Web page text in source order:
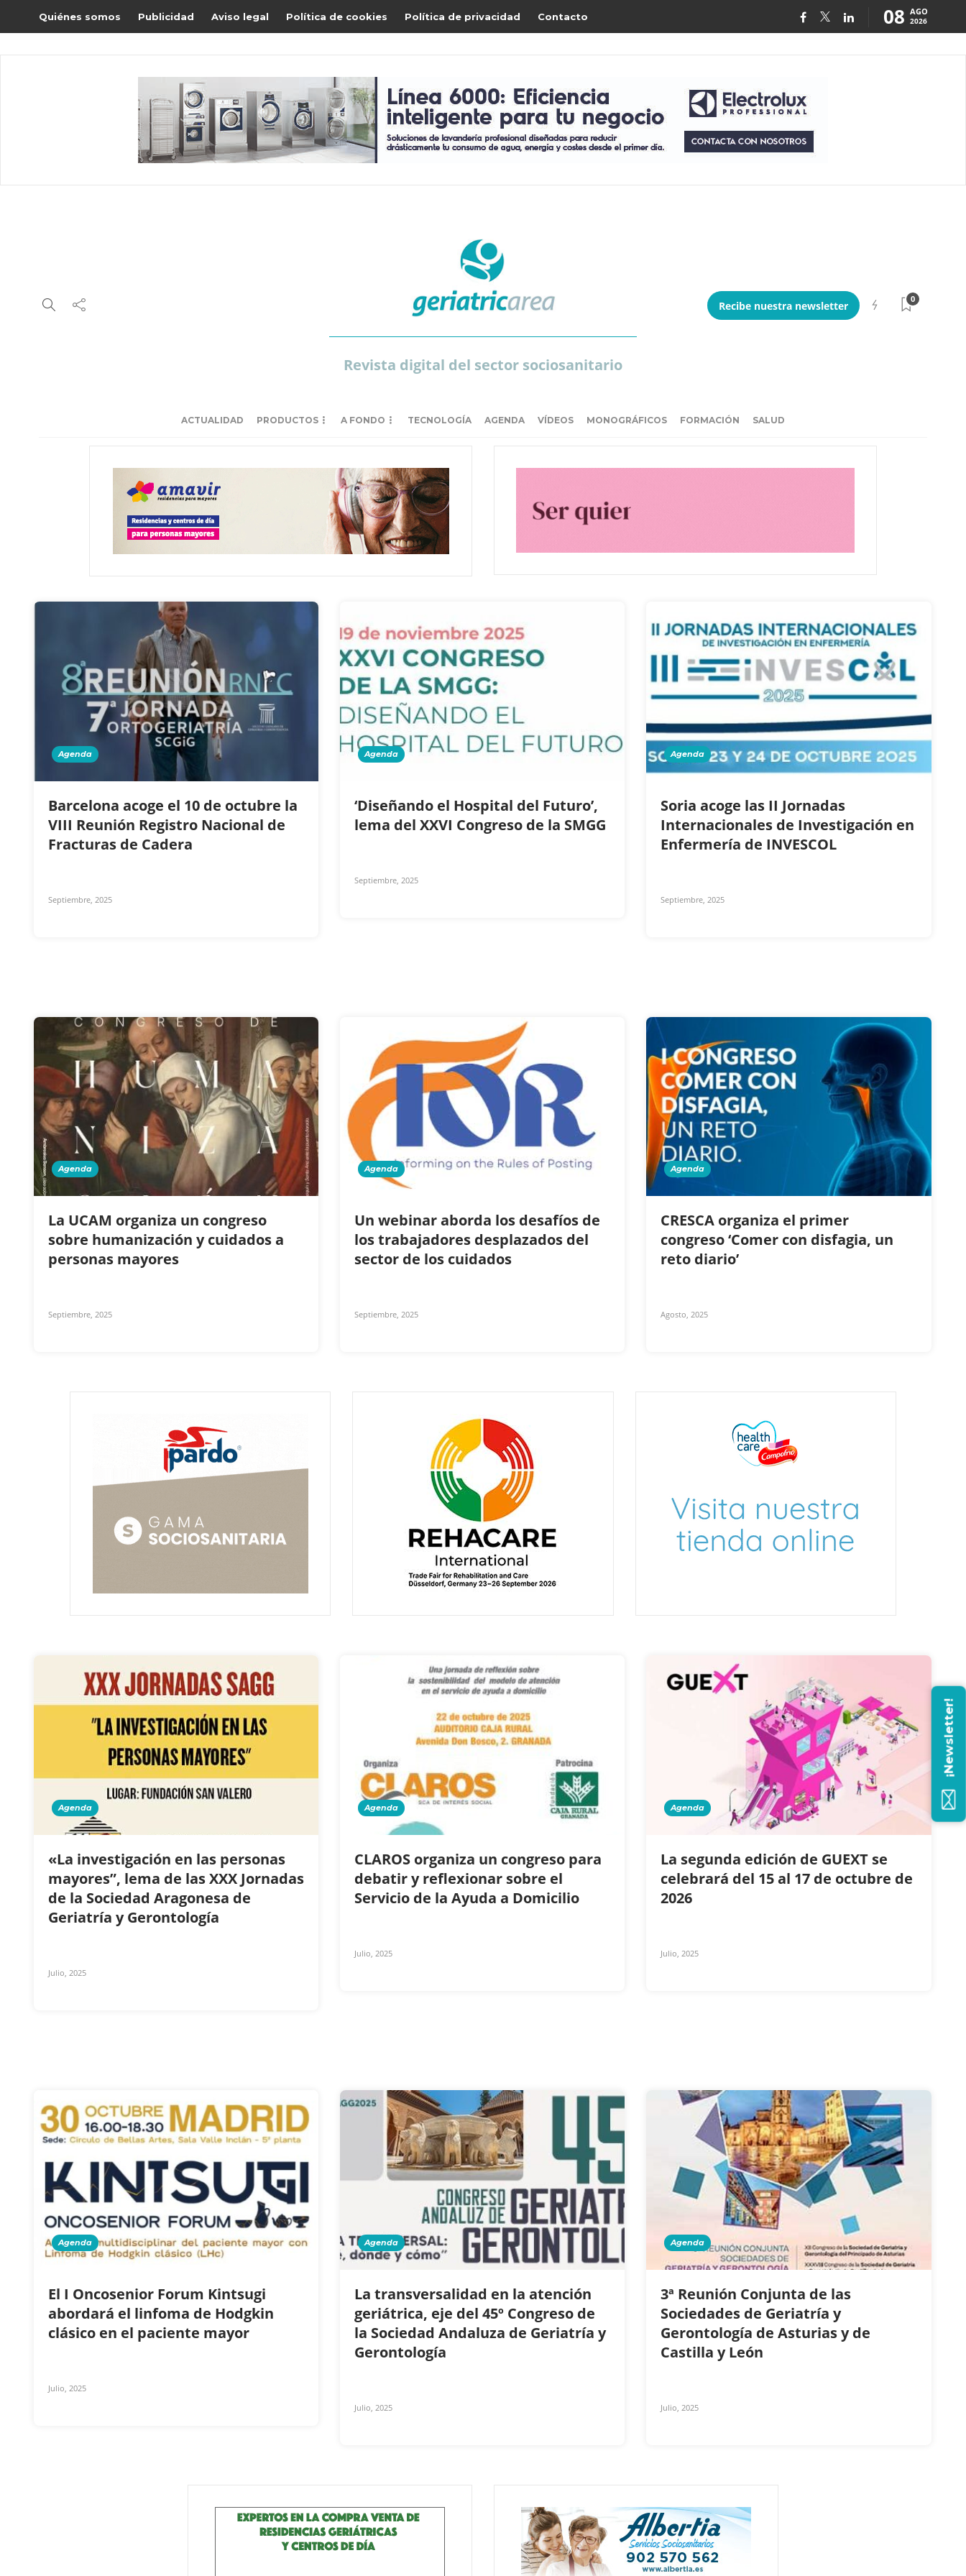
Quiénes somos Publicidad Aviso legal Política de cookies Política de privacidad Contacto 08 AGO
2026
Revista digital del sector sociosanitario
Recibe nuestra newsletter
0
ACTUALIDAD PRODUCTOS A FONDO TECNOLOGÍA AGENDA VÍDEOS MONOGRÁFICOS FORMACIÓN SALUD
Agenda
Barcelona acoge el 10 de octubre la
VIII Reunión Registro Nacional de
Fracturas de Cadera
Septiembre, 2025
Agenda
‘Diseñando el Hospital del Futuro’,
lema del XXVI Congreso de la SMGG
Septiembre, 2025
Agenda
Soria acoge las II Jornadas
Internacionales de Investigación en
Enfermería de INVESCOL
Septiembre, 2025
Agenda
La UCAM organiza un congreso
sobre humanización y cuidados a
personas mayores
Septiembre, 2025
Agenda
Un webinar aborda los desafíos de
los trabajadores desplazados del
sector de los cuidados
Septiembre, 2025
Agenda
CRESCA organiza el primer
congreso ‘Comer con disfagia, un
reto diario’
Agosto, 2025
Agenda
«La investigación en las personas
mayores”, lema de las XXX Jornadas
de la Sociedad Aragonesa de
Geriatría y Gerontología
Julio, 2025
Agenda
CLAROS organiza un congreso para
debatir y reflexionar sobre el
Servicio de la Ayuda a Domicilio
Julio, 2025
Agenda
La segunda edición de GUEXT se
celebrará del 15 al 17 de octubre de
2026
Julio, 2025
Agenda
El I Oncosenior Forum Kintsugi
abordará el linfoma de Hodgkin
clásico en el paciente mayor
Julio, 2025
Agenda
La transversalidad en la atención
geriátrica, eje del 45º Congreso de
la Sociedad Andaluza de Geriatría y
Gerontología
Julio, 2025
Agenda
3ª Reunión Conjunta de las
Sociedades de Geriatría y
Gerontología de Asturias y de
Castilla y León
Julio, 2025
¡Newsletter!